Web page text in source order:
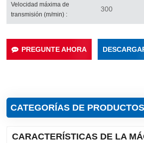
Velocidad máxima de
transmisión (m/min) :
300
PREGUNTE AHORA
CATEGORÍAS DE PRODUCTOS
CARACTERÍSTICAS DE LA